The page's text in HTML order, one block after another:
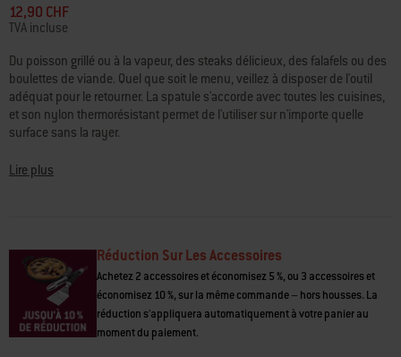
de
notation
Lien
sur
la
même
page.
12,90 CHF
TVA incluse
Du poisson grillé ou à la vapeur, des steaks délicieux, des falafels ou des
boulettes de viande. Quel que soit le menu, veillez à disposer de l'outil
adéquat pour le retourner. La spatule s'accorde avec toutes les cuisines,
et son nylon thermorésistant permet de l'utiliser sur n'importe quelle
surface sans la rayer.
Lire plus
Réduction Sur Les Accessoires
Achetez 2 accessoires et économisez 5 %, ou 3 accessoires et
économisez 10 %, sur la même commande – hors housses. La
réduction s'appliquera automatiquement à votre panier au
moment du paiement.